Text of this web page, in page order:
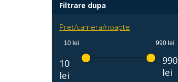
Filtrare dupa
Pret/camera/noapte
10
lei
10 lei 990 lei
990
lei